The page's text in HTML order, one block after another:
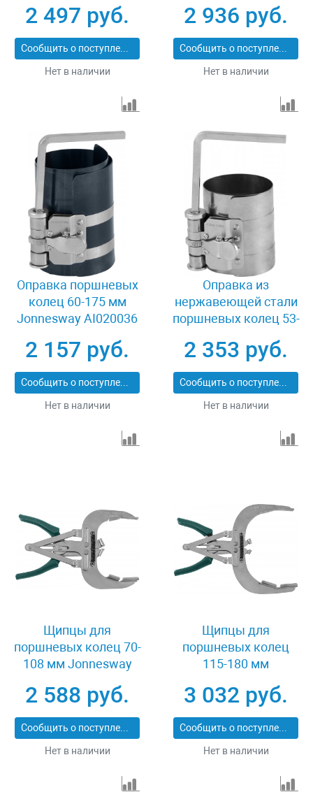
2 497 руб.
Сообщить о поступлении
Нет в наличии
2 936 руб.
Сообщить о поступлении
Нет в наличии
Оправка поршневых
колец 60-175 мм
Jonnesway AI020036
2 157 руб.
Сообщить о поступлении
Нет в наличии
Оправка из
нержавеющей стали
поршневых колец 53-
AI020039
2 353 руб.
Сообщить о поступлении
Нет в наличии
Щипцы для
поршневых колец 70-
108 мм Jonnesway
2 588 руб.
Сообщить о поступлении
Нет в наличии
Щипцы для
поршневых колец
115-180 мм
3 032 руб.
Сообщить о поступлении
Нет в наличии